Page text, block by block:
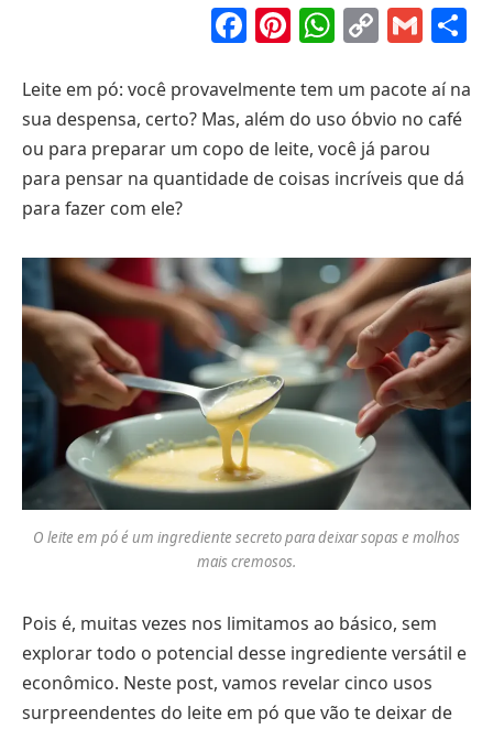
Facebook
Pinterest
Copy
Leite em pó: você provavelmente tem um pacote aí na
sua despensa, certo? Mas, além do uso óbvio no café
ou para preparar um copo de leite, você já parou
para pensar na quantidade de coisas incríveis que dá
para fazer com ele?
O leite em pó é um ingrediente secreto para deixar sopas e molhos
mais cremosos.
Pois é, muitas vezes nos limitamos ao básico, sem
explorar todo o potencial desse ingrediente versátil e
econômico. Neste post, vamos revelar cinco usos
surpreendentes do leite em pó que vão te deixar de